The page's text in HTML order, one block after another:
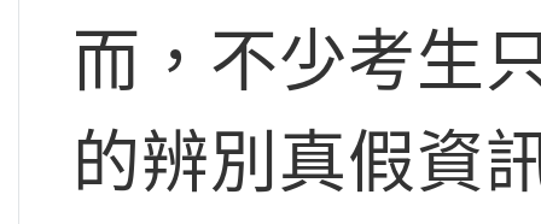
而，不少考生
的辨別真假資